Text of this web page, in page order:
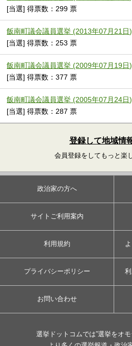
[当選] 得票数：299 票
飯南町議会議員選挙 (2013年07月21日)
[当選] 得票数：253 票
飯南町議会議員選挙 (2009年07月19日)
[当選] 得票数：377 票
飯南町議会議員選挙 (2005年07月24日)
[当選] 得票数：287 票
登録して地域情
会員登録をしてもっと楽
政治家の方へ
サイトご利用案内
利用規約
プライバシーポリシー
お問い合わせ
選挙ドットコムでは”選挙をオモ